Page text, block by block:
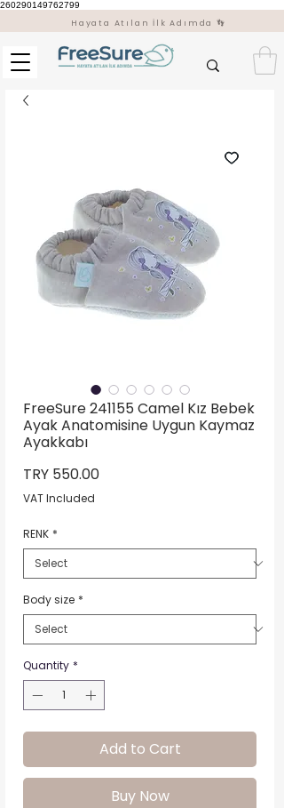
260290149762799
Hayata Atılan İlk Adımda 👣
FreeSure 241155 Camel Kız Bebek
Ayak Anatomisine Uygun Kaymaz
Ayakkabı
TRY 550.00Price
VAT Included
RENK *
Body size *
Quantity *
Add to Cart
Buy Now